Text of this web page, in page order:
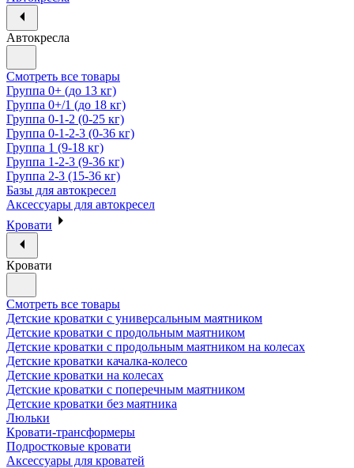
Автокресла
Смотреть все товары
Группа 0+ (до 13 кг)
Группа 0+/1 (до 18 кг)
Группа 0-1-2 (0-25 кг)
Группа 0-1-2-3 (0-36 кг)
Группа 1 (9-18 кг)
Группа 1-2-3 (9-36 кг)
Группа 2-3 (15-36 кг)
Базы для автокресел
Аксессуары для автокресел
Кровати
Кровати
Смотреть все товары
Детские кроватки с универсальным маятником
Детские кроватки с продольным маятником
Детские кроватки с продольным маятником на колесах
Детские кроватки качалка-колесо
Детские кроватки на колесах
Детские кроватки с поперечным маятником
Детские кроватки без маятника
Люльки
Кровати-трансформеры
Подростковые кровати
Аксессуары для кроватей